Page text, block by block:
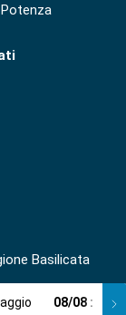
Basilicata
08/08 :